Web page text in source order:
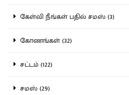
கேள்வி நீங்கள் பதில் சமஸ் (3)
கோணங்கள் (32)
சட்டம் (122)
சமஸ் (29)